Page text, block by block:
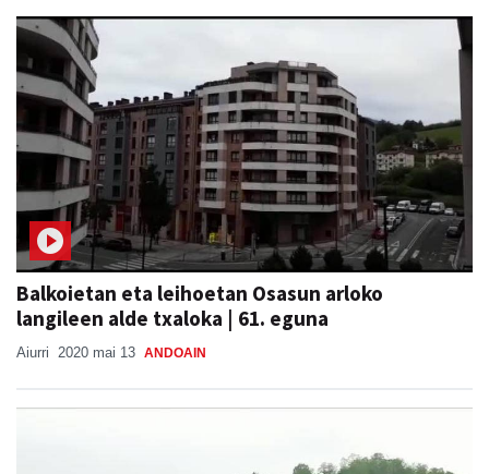
Balkoietan eta leihoetan Osasun arloko
langileen alde txaloka | 61. eguna
Aiurri 2020 mai 13 ANDOAIN